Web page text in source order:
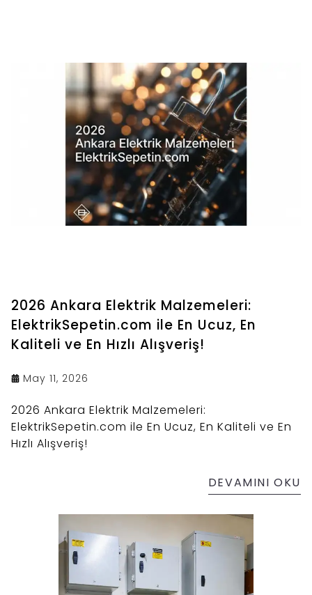
2026 Ankara Elektrik Malzemeleri:
ElektrikSepetin.com ile En Ucuz, En
Kaliteli ve En Hızlı Alışveriş!
May 11, 2026
2026 Ankara Elektrik Malzemeleri:
ElektrikSepetin.com ile En Ucuz, En Kaliteli ve En
Hızlı Alışveriş!
DEVAMINI OKU